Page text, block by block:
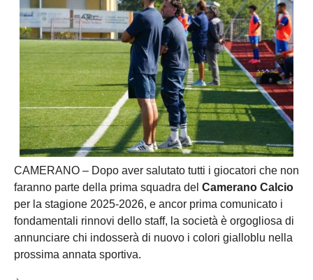
CAMERANO – Dopo aver salutato tutti i giocatori che non
faranno parte della prima squadra del Camerano Calcio
per la stagione 2025-2026, e ancor prima comunicato i
fondamentali rinnovi dello staff, la società è orgogliosa di
annunciare chi indosserà di nuovo i colori gialloblu nella
prossima annata sportiva.